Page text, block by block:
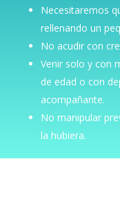
Necesitaremos
rellenando un
No acudir con
Venir solo y con
de edad o con
acompañante.
No manipular
la hubiera.